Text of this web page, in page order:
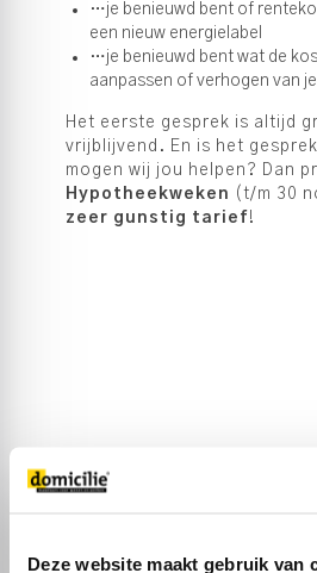
Deze website maakt gebruik van
…je benieuwd bent of
een nieuw energielabel
…je benieuwd bent wat de
aanpassen of verhogen van
Het eerste gesprek is altijd
vrijblijvend. En is het
mogen wij jou helpen? Dan
Hypotheekweken (t/m 30
zeer gunstig tarief !